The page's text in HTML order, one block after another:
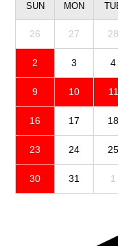
SUN MON
26 27 28
2 3 4
9 10 11
16 17 18
23 24 25
30 31 1